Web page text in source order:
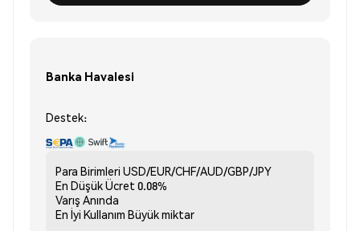
Banka Havalesi
Destek:
Para Birimleri USD/EUR/CHF/AUD/GBP/JPY
En Düşük Ücret 0.08%
Varış Anında
En İyi Kullanım Büyük miktar